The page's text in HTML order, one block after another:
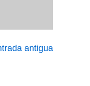
antigua